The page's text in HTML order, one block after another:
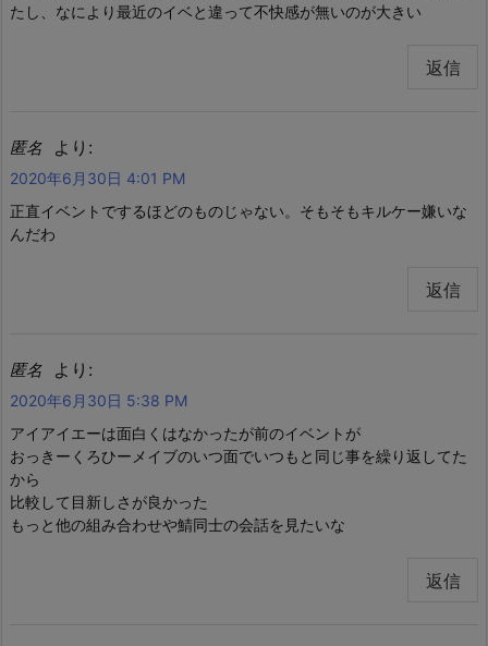
たし、なにより最近のイベと違って不快感が無いのが大きい
返信
匿名 より:
2020年6月30日 4:01 PM
正直イベントでするほどのものじゃない。そもそもキルケー嫌いな
んだわ
返信
匿名 より:
2020年6月30日 5:38 PM
アイアイエーは面白くはなかったが前のイベントが
おっきーくろひーメイブのいつ面でいつもと同じ事を繰り返してた
から
比較して目新しさが良かった
もっと他の組み合わせや鯖同士の会話を見たいな
返信